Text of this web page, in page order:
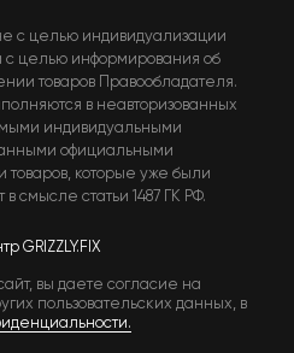
с целью индивидуализации
с целью информирования об
товаров Правообладателя.
в неавторизованных
индивидуальными
официальными
которые уже были
смысле статьи 1487 ГК РФ.
GRIZZLY.FIX
вы даете согласие на
пользовательских данных, в